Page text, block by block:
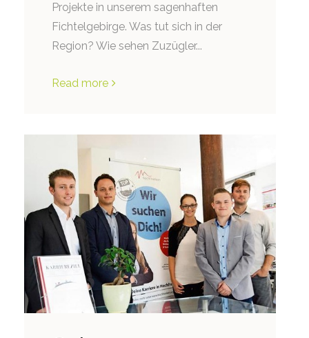
Projekte in unserem sagenhaften
Fichtelgebirge. Was tut sich in der
Region? Wie sehen Zuzügler...
Read more